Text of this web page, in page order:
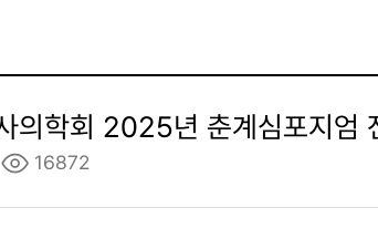
의학회 2025년 춘계심포지엄
16872